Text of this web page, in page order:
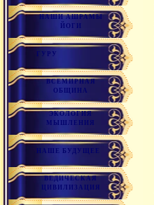
НАШИ АШРАМЫ
ЙОГИ
ГУРУ
ВСЕМИРНАЯ
ОБЩИНА
ЭКОЛОГИЯ
МЫШЛЕНИЯ
НАШЕ БУДУЩЕЕ
ВЕДИЧЕСКАЯ
ЦИВИЛИЗАЦИЯ